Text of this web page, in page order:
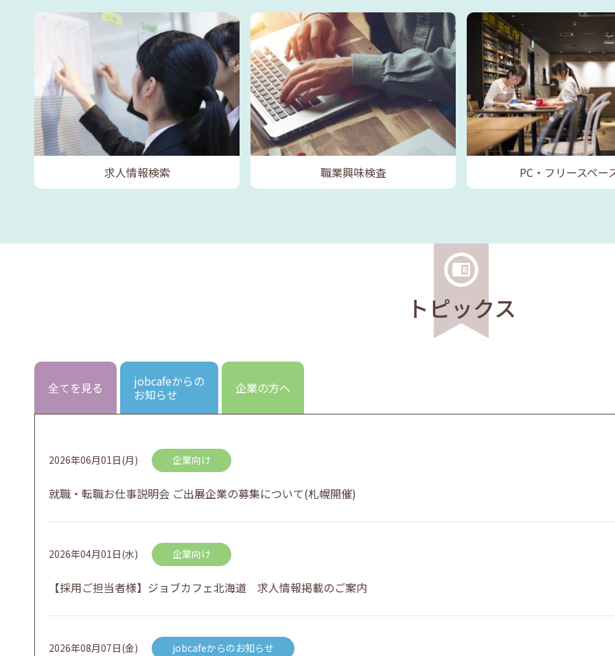
求人情報検索 職業興味検査 PC・フリースペー
トピックス
全てを見る
jobcafeからの
お知らせ
企業の方へ
2026年06月01日(月) 企業向け
就職・転職お仕事説明会 ご出展企業の募集について(札幌開催)
2026年04月01日(水) 企業向け
【採用ご担当者様】ジョブカフェ北海道 求人情報掲載のご案内
2026年08月07日(金)
jobcafeからのお知らせ